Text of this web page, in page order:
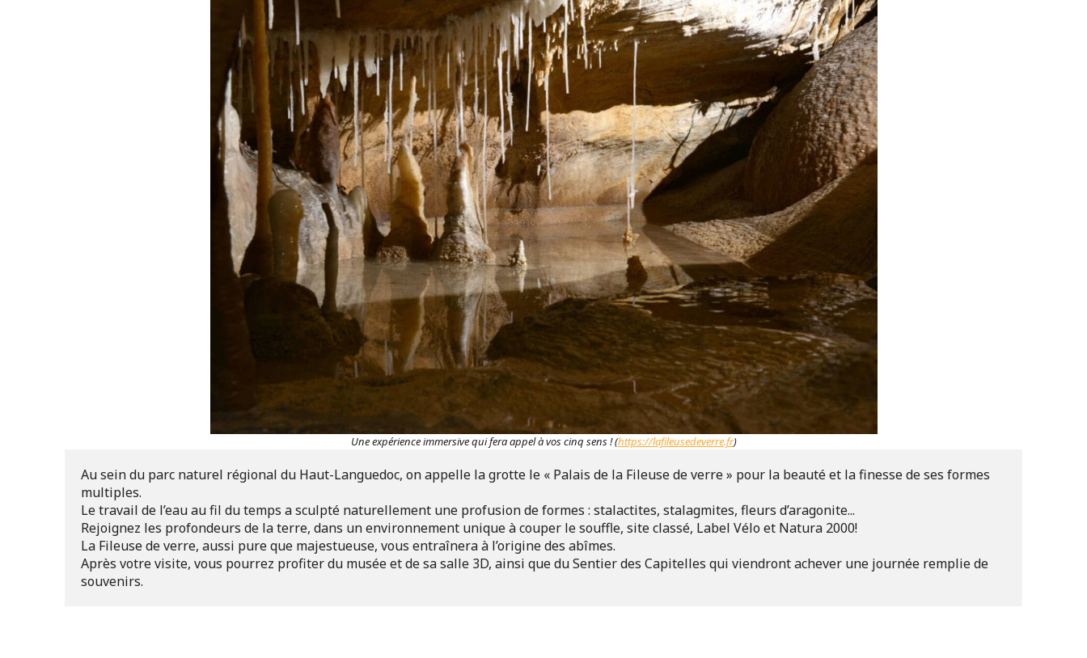
Une expérience immersive qui fera appel à vos cinq sens ! (https://lafileusedeverre.fr)
Au sein du parc naturel régional du Haut-Languedoc, on appelle la grotte le « Palais de la Fileuse de verre » pour la beauté et la finesse de ses formes
multiples.
Le travail de l’eau au fil du temps a sculpté naturellement une profusion de formes : stalactites, stalagmites, fleurs d’aragonite...
Rejoignez les profondeurs de la terre, dans un environnement unique à couper le souffle, site classé, Label Vélo et Natura 2000!
La Fileuse de verre, aussi pure que majestueuse, vous entraînera à l’origine des abîmes.
Après votre visite, vous pourrez profiter du musée et de sa salle 3D, ainsi que du Sentier des Capitelles qui viendront achever une journée remplie de
souvenirs.